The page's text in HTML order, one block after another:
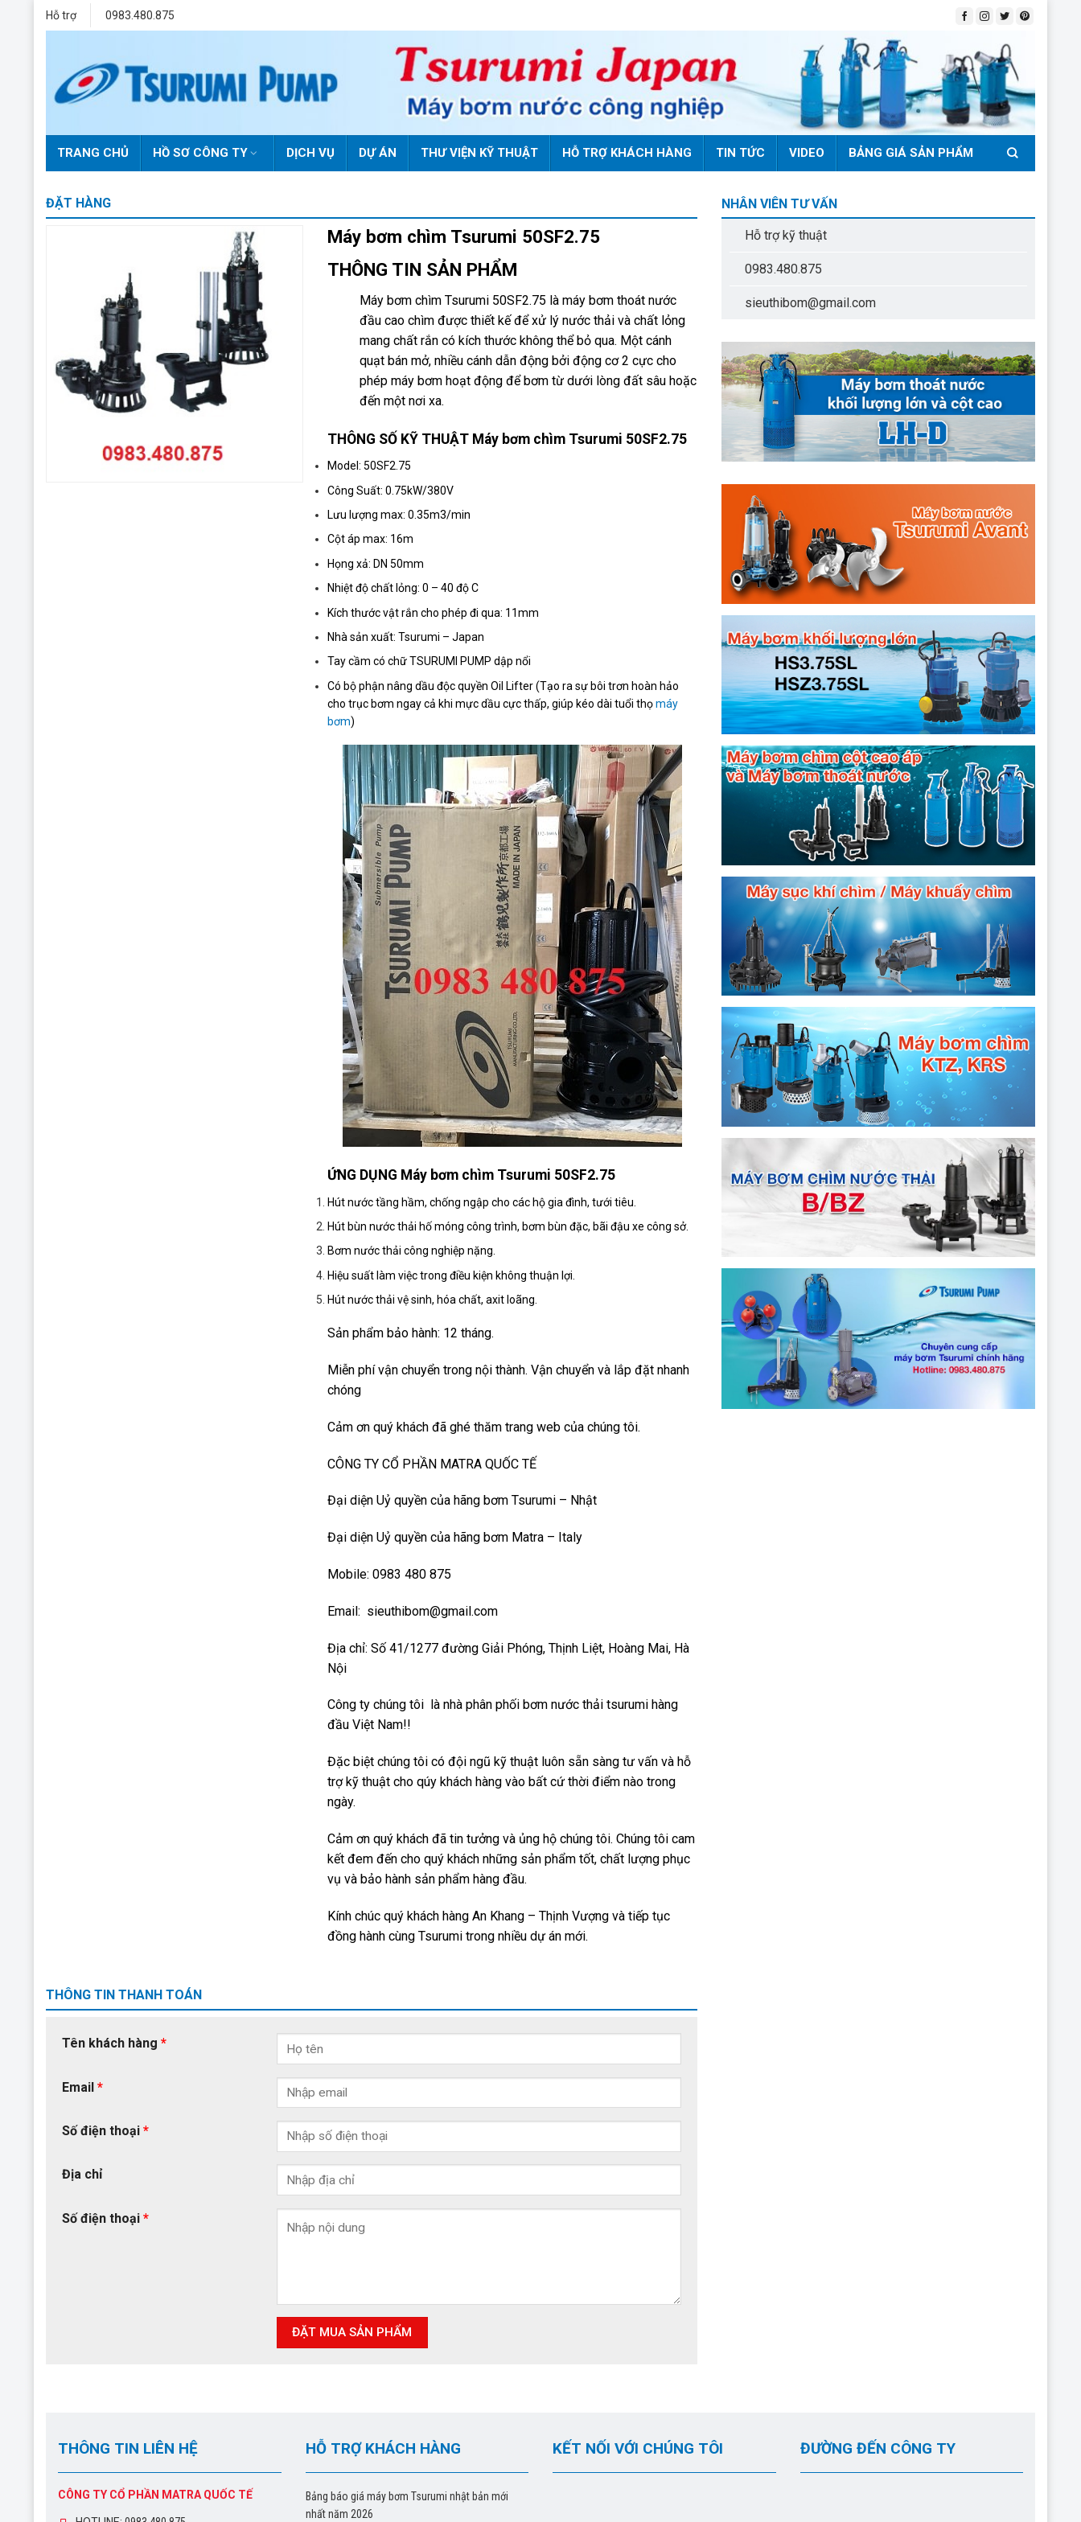
Hỗ trợ 0983.480.875
TRANG CHỦ HỒ SƠ CÔNG TY DỊCH VỤ DỰ ÁN THƯ VIỆN KỸ THUẬT HỖ TRỢ KHÁCH HÀNG TIN TỨC VIDEO BẢNG GIÁ SẢN PHẨM
ĐẶT HÀNG
Máy bơm chìm Tsurumi 50SF2.75
THÔNG TIN SẢN PHẨM
Máy bơm chìm Tsurumi 50SF2.75 là máy bơm thoát nước
đầu cao chìm được thiết kế để xử lý nước thải và chất lỏng
mang chất rắn có kích thước không thể bỏ qua. Một cánh
quạt bán mở, nhiều cánh dẫn động bởi động cơ 2 cực cho
phép máy bơm hoạt động để bơm từ dưới lòng đất sâu hoặc
đến một nơi xa.
THÔNG SỐ KỸ THUẬT Máy bơm chìm Tsurumi 50SF2.75
Model: 50SF2.75
Công Suất: 0.75kW/380V
Lưu lượng max: 0.35m3/min
Cột áp max: 16m
Họng xả: DN 50mm
Nhiệt độ chất lỏng: 0 – 40 độ C
Kích thước vật rắn cho phép đi qua: 11mm
Nhà sản xuất: Tsurumi – Japan
Tay cầm có chữ TSURUMI PUMP dập nổi
Có bộ phận nâng dầu độc quyền Oil Lifter (Tạo ra sự bôi trơn hoàn hảo
cho trục bơm ngay cả khi mực dầu cực thấp, giúp kéo dài tuổi thọmáy
bơm)
ỨNG DỤNG Máy bơm chìm Tsurumi 50SF2.75
Hút nước tầng hầm, chống ngập cho các hộ gia đình, tưới tiêu.
Hút bùn nước thải hố móng công trình, bơm bùn đặc, bãi đậu xe công sở.
Bơm nước thải công nghiệp nặng.
Hiệu suất làm việc trong điều kiện không thuận lợi.
Hút nước thải vệ sinh, hóa chất, axit loãng.
Sản phẩm bảo hành: 12 tháng.
Miễn phí vận chuyển trong nội thành. Vận chuyển và lắp đặt nhanh
chóng
Cảm ơn quý khách đã ghé thăm trang web của chúng tôi.
CÔNG TY CỔ PHẦN MATRA QUỐC TẾ
Đại diện Uỷ quyền của hãng bơm Tsurumi – Nhật
Đại diện Uỷ quyền của hãng bơm Matra – Italy
Mobile: 0983 480 875
Email: sieuthibom@gmail.com
Địa chỉ: Số 41/1277 đường Giải Phóng, Thịnh Liệt, Hoàng Mai, Hà
Nội
Công ty chúng tôi là nhà phân phối bơm nước thải tsurumi hàng
đầu Việt Nam!!
Đặc biệt chúng tôi có đội ngũ kỹ thuật luôn sẵn sàng tư vấn và hỗ
trợ kỹ thuật cho qúy khách hàng vào bất cứ thời điểm nào trong
ngày.
Cảm ơn quý khách đã tin tưởng và ủng hộ chúng tôi. Chúng tôi cam
kết đem đến cho quý khách những sản phẩm tốt, chất lượng phục
vụ và bảo hành sản phẩm hàng đầu.
Kính chúc quý khách hàng An Khang – Thịnh Vượng và tiếp tục
đồng hành cùng Tsurumi trong nhiều dự án mới.
THÔNG TIN THANH TOÁN
Tên khách hàng *
Email *
Số điện thoại *
Địa chỉ
Số điện thoại *
NHÂN VIÊN TƯ VẤN
Hỗ trợ kỹ thuật
0983.480.875
sieuthibom@gmail.com
THÔNG TIN LIÊN HỆ
CÔNG TY CỔ PHẦN MATRA QUỐC TẾ
HỖ TRỢ KHÁCH HÀNG
Bảng báo giá máy bơm Tsurumi nhật bản mới
nhất năm 2026
KẾT NỐI VỚI CHÚNG TÔI ĐƯỜNG ĐẾN CÔNG TY